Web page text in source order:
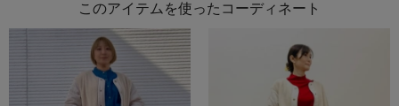
このアイテムを使ったコーディネート